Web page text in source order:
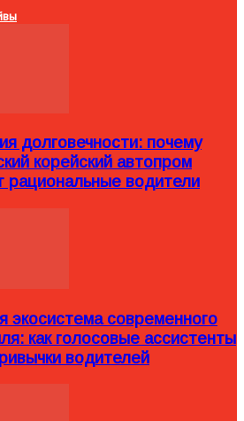
долговечности: почему
корейский автопром
рациональные водители
экосистема современного
как голосовые ассистенты
водителей